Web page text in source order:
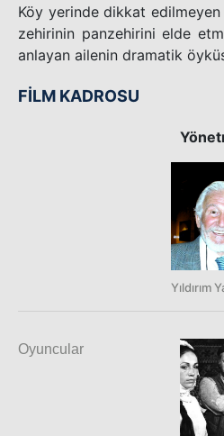
Köy yerinde dikkat
zehirinin panzehirini elde
anlayan ailenin dramatik
FİLM KADROSU
Yıldırım
Oyuncular